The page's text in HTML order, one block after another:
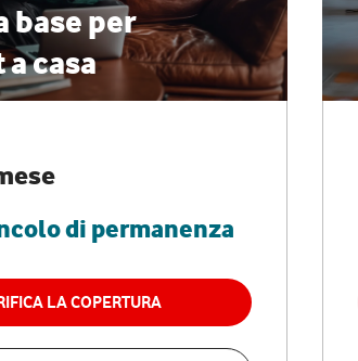
base per
casa
di permanenza
LA COPERTURA